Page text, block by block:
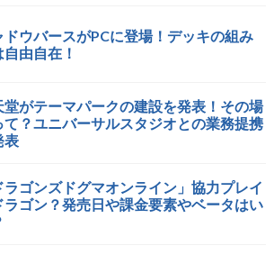
ドウバースがPCに登場！デッキの組み
由自在！
堂がテーマパークの建設を発表！その場
て？ユニバーサルスタジオとの業務提携
表
ラゴンズドグマオンライン」協力プレイ
ラゴン？発売日や課金要素やベータはい